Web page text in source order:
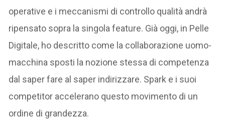
operative e i meccanismi di controllo qualità andrà
ripensato sopra la singola feature. Già oggi, in Pelle
Digitale, ho descritto come la collaborazione uomo-
macchina sposti la nozione stessa di competenza
dal saper fare al saper indirizzare. Spark e i suoi
competitor accelerano questo movimento di un
ordine di grandezza.